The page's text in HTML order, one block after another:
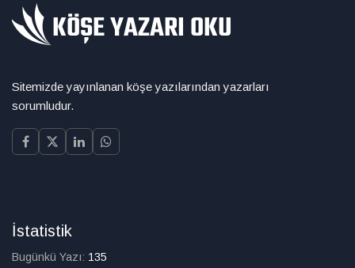
Sitemizde yayınlanan köşe yazılarından yazarları
sorumludur.
İstatistik
Bugünkü Yazı: 135